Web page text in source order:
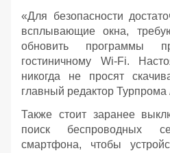
«Для безопасности
всплывающие окна,
обновить программы
гостиничному Wi-Fi.
никогда не просят
главный редактор
Также стоит заранее
поиск беспроводных
смартфона, чтобы